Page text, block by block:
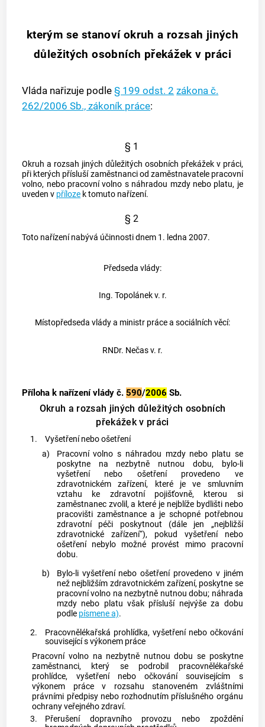
kterým se stanoví okruh a rozsah jiných
důležitých osobních překážek v práci
Vláda nařizuje podle§ 199 odst. 2 zákona č.
262/2006 Sb., zákoník práce:
§ 1
Okruh a rozsah jiných důležitých osobních překážek v práci,
při kterých přísluší zaměstnanci od zaměstnavatele pracovní
volno, nebo pracovní volno s náhradou mzdy nebo platu, je
uveden v příloze k tomuto nařízení.
§ 2
Toto nařízení nabývá účinnosti dnem 1. ledna 2007.
Předseda vlády:
Ing. Topolánek v. r.
Místopředseda vlády a ministr práce a sociálních věcí:
RNDr. Nečas v. r.
Příloha k nařízení vlády č.590/2006 Sb.
Okruh a rozsah jiných důležitých osobních
překážek v práci
1.
Vyšetření nebo ošetření
a)
Pracovní volno s náhradou mzdy nebo platu se
poskytne na nezbytně nutnou dobu, bylo-li
vyšetření nebo ošetření provedeno ve
zdravotnickém zařízení, které je ve smluvním
vztahu ke zdravotní pojišťovně, kterou si
zaměstnanec zvolil, a které je nejblíže bydlišti nebo
pracovišti zaměstnance a je schopné potřebnou
zdravotní péči poskytnout (dále jen „nejbližší
zdravotnické zařízení“), pokud vyšetření nebo
ošetření nebylo možné provést mimo pracovní
dobu.
b)
Bylo-li vyšetření nebo ošetření provedeno v jiném
než nejbližším zdravotnickém zařízení, poskytne se
pracovní volno na nezbytně nutnou dobu; náhrada
mzdy nebo platu však přísluší nejvýše za dobu
podle písmene a).
2.
Pracovnělékařská prohlídka, vyšetření nebo očkování
související s výkonem práce
Pracovní volno na nezbytně nutnou dobu se poskytne
zaměstnanci, který se podrobil pracovnělékařské
prohlídce, vyšetření nebo očkování souvisejícím s
výkonem práce v rozsahu stanoveném zvláštními
právními předpisy nebo rozhodnutím příslušného orgánu
ochrany veřejného zdraví.
3.
Přerušení dopravního provozu nebo zpoždění